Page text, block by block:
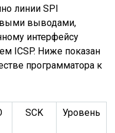
линии SPI
выводами,
интерфейсу
ICSP. Ниже показан
программатора к
SCK Уровень